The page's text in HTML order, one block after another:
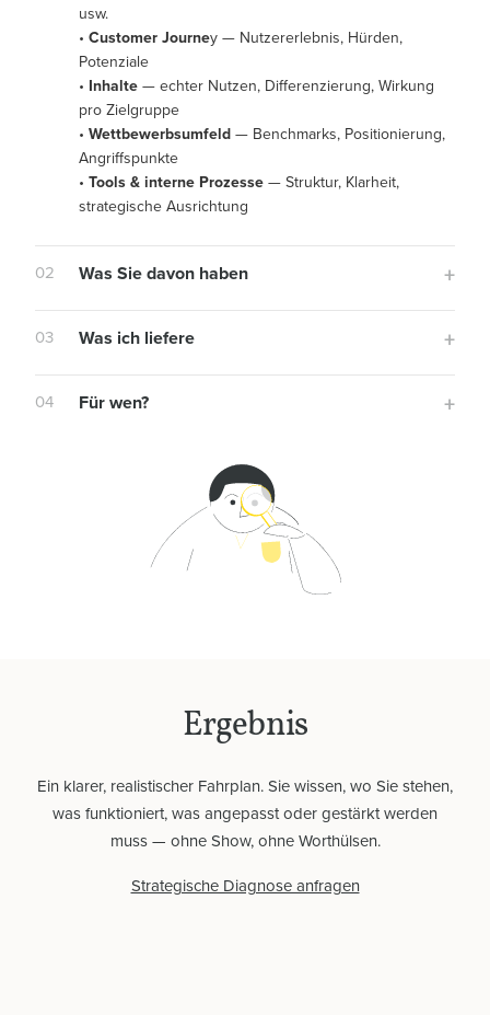
usw.
• Customer Journey — Nutzererlebnis, Hürden,
Potenziale
• Inhalte — echter Nutzen, Differenzierung, Wirkung
pro Zielgruppe
• Wettbewerbsumfeld — Benchmarks, Positionierung,
Angriffspunkte
• Tools & interne Prozesse — Struktur, Klarheit,
strategische Ausrichtung
02 Was Sie davon haben
03 Was ich liefere
04 Für wen?
Ergebnis
Ein klarer, realistischer Fahrplan. Sie wissen, wo Sie stehen,
was funktioniert, was angepasst oder gestärkt werden
muss — ohne Show, ohne Worthülsen.
Strategische Diagnose anfragen